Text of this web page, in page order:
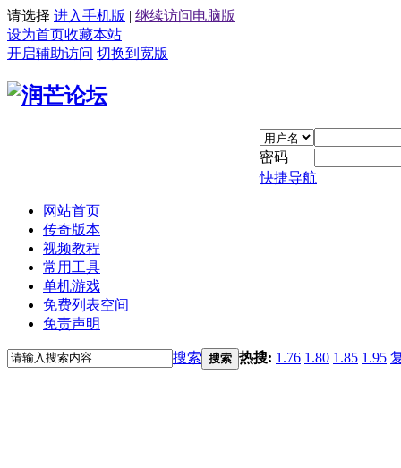
请选择 进入手机版 | 继续访问电脑版
设为首页收藏本站
开启辅助访问 切换到宽版
密码
快捷导航
网站首页
传奇版本
视频教程
常用工具
单机游戏
免费列表空间
免责声明
搜索 搜索 热搜: 1.76 1.80 1.85 1.95